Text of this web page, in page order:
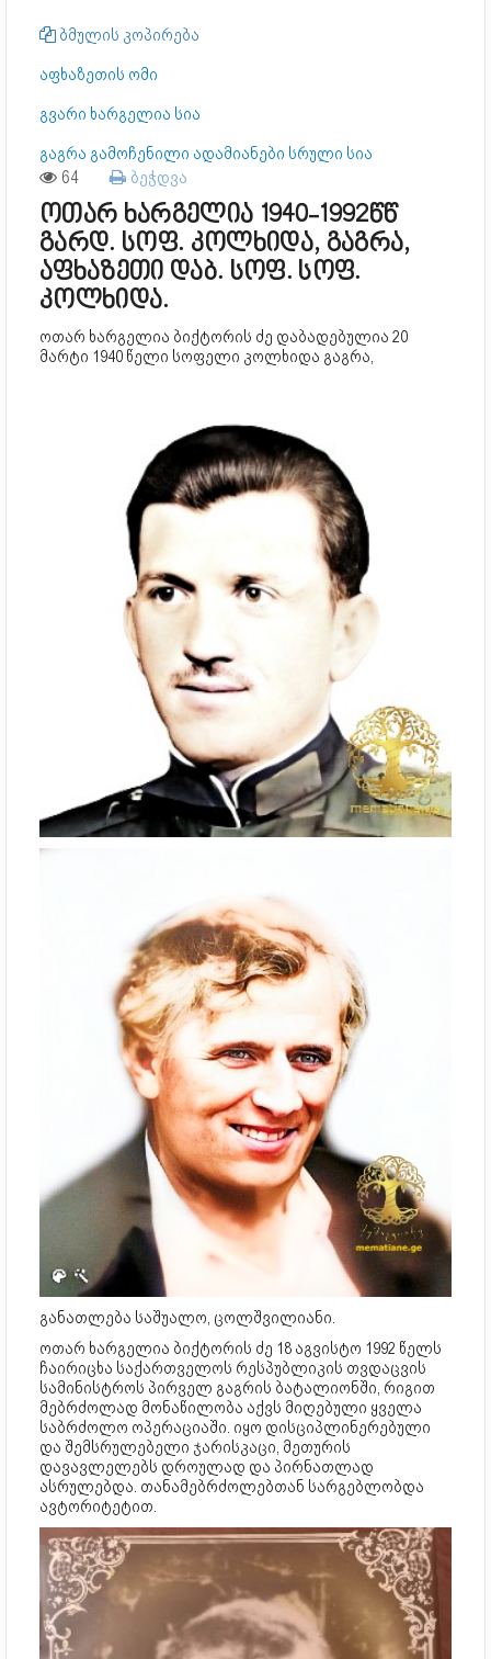
ბმულის კოპირება
აფხაზეთის ომი
გვარი ხარგელია სია
გაგრა გამოჩენილი ადამიანები სრული სია
64 ბეჭდვა
ოთარ ხარგელია 1940-1992წწ
გარდ. სოფ. კოლხიდა, გაგრა,
აფხაზეთი დაბ. სოფ. სოფ.
კოლხიდა.
ოთარ ხარგელია ბიქტორის ძე დაბადებულია 20
მარტი 1940 წელი სოფელი კოლხიდა გაგრა,
განათლება საშუალო, ცოლშვილიანი.
ოთარ ხარგელია ბიქტორის ძე 18 აგვისტო 1992 წელს
ჩაირიცხა საქართველოს რესპუბლიკის თვდაცვის
სამინისტროს პირველ გაგრის ბატალიონში, რიგით
მებრძოლად მონაწილობა აქვს მიღებული ყველა
საბრძოლო ოპერაციაში. იყო დისციპლინერებული
და შემსრულებელი ჯარისკაცი, მეთურის
დავავლელებს დროულად და პირნათლად
ასრულებდა. თანამებრძოლებთან სარგებლობდა
ავტორიტეტით.